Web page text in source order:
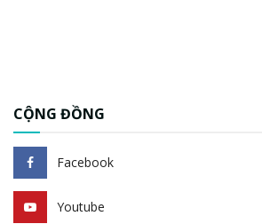
CỘNG ĐỒNG
Facebook
Youtube